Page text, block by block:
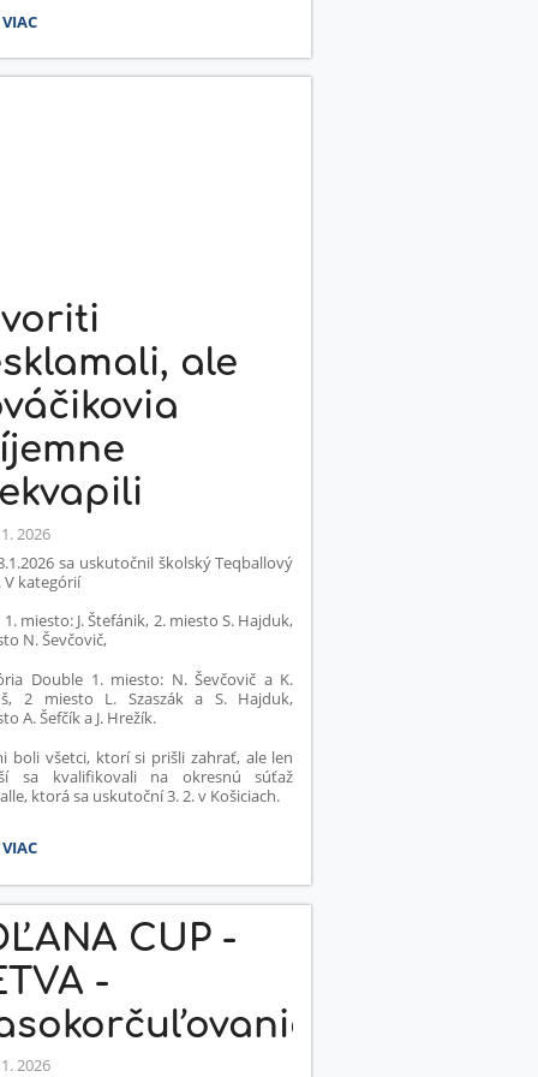
ale
2026
sa uskutočnil školský Teqballový
kategórií
1. miesto: J. Štefánik, 2. miesto S. Hajduk,
N. Ševčovič,
Double 1. miesto: N. Ševčovič a K.
2 miesto L. Szaszák a S. Hajduk,
A. Šefčík a J. Hrežík.
boli všetci, ktorí si prišli zahrať, ale len
sa kvalifikovali na okresnú súťaž
ktorá sa uskutoční 3. 2. v Košiciach.
CUP -
-
2026